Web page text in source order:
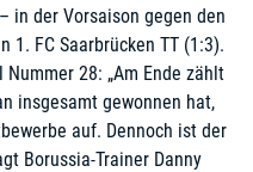
in der Vorsaison gegen den
1. FC Saarbrücken TT (1:3).
28: „Am Ende zählt
insgesamt gewonnen hat,
auf. Dennoch ist der
Borussia-Trainer Danny